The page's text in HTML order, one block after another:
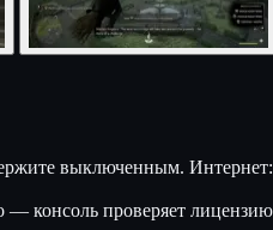
выключенным.
консоль проверяет